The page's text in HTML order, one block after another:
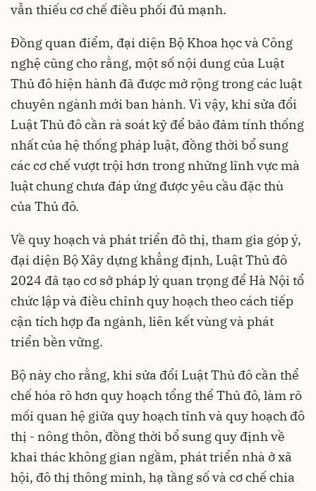
vẫn thiếu cơ chế điều phối đủ mạnh.
Đồng quan điểm, đại diện Bộ Khoa học và Công
nghệ cũng cho rằng, một số nội dung của Luật
Thủ đô hiện hành đã được mở rộng trong các luật
chuyên ngành mới ban hành. Vì vậy, khi sửa đổi
Luật Thủ đô cần rà soát kỹ để bảo đảm tính thống
nhất của hệ thống pháp luật, đồng thời bổ sung
các cơ chế vượt trội hơn trong những lĩnh vực mà
luật chung chưa đáp ứng được yêu cầu đặc thù
của Thủ đô.
Về quy hoạch và phát triển đô thị, tham gia góp ý,
đại diện Bộ Xây dựng khẳng định, Luật Thủ đô
2024 đã tạo cơ sở pháp lý quan trọng để Hà Nội tổ
chức lập và điều chỉnh quy hoạch theo cách tiếp
cận tích hợp đa ngành, liên kết vùng và phát
triển bền vững.
Bộ này cho rằng, khi sửa đổi Luật Thủ đô cần thể
chế hóa rõ hơn quy hoạch tổng thể Thủ đô, làm rõ
mối quan hệ giữa quy hoạch tỉnh và quy hoạch đô
thị - nông thôn, đồng thời bổ sung quy định về
khai thác không gian ngầm, phát triển nhà ở xã
hội, đô thị thông minh, hạ tầng số và cơ chế chia